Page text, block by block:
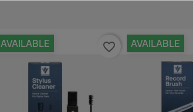
AVAILABLE favorite_border AVAILABLE